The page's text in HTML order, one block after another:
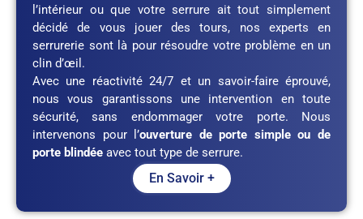
l’intérieur ou que votre serrure ait tout simplement
décidé de vous jouer des tours, nos experts en
serrurerie sont là pour résoudre votre problème en un
clin d’œil.
Avec une réactivité 24/7 et un savoir-faire éprouvé,
nous vous garantissons une intervention en toute
sécurité, sans endommager votre porte. Nous
intervenons pour l’ouverture de porte simple ou de
porte blindée avec tout type de serrure.
En Savoir +